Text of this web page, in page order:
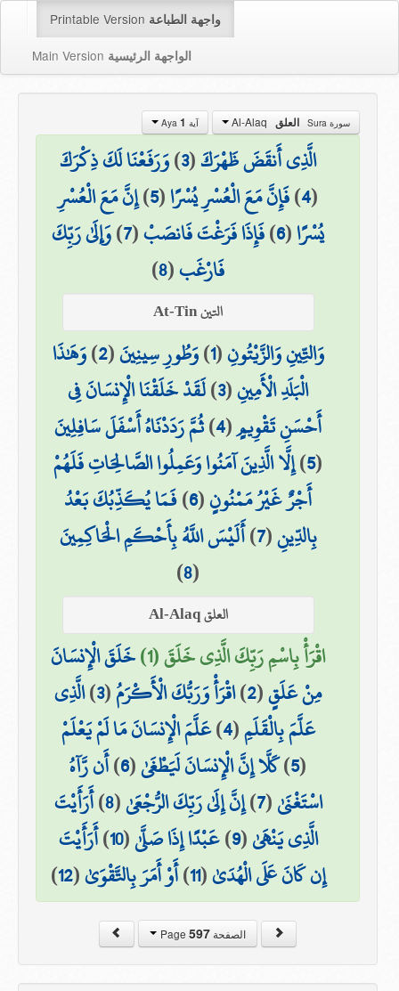
Printable Version واجهة الطباعة
Main Version الواجهة الرئيسية
سورة Sura العلق آية Aya 1
الَّذِي أَنقَضَ ظَهْرَكَ(
3
)وَرَفَعْنَا لَكَ ذِكْرَكَ
(
4
)فَإِنَّ مَعَ الْعُسْرِ يُسْرًا(
5
)إِنَّ مَعَ الْعُسْرِ
يُسْرًا(
6
)فَإِذَا فَرَغْتَ فَانصَبْ(
7
)وَإِلَىٰ رَبِّكَ
فَارْغَب(
8
)
التين At-Tin
وَالتِّينِ وَالزَّيْتُونِ(
1
)وَطُورِ سِينِينَ(
2
)وَهَٰذَا
الْبَلَدِ الْأَمِينِ(
3
)لَقَدْ خَلَقْنَا الْإِنسَانَ فِي
أَحْسَنِ تَقْوِيمٍ(
4
)ثُمَّ رَدَدْنَاهُ أَسْفَلَ سَافِلِينَ
(
5
)إِلَّا الَّذِينَ آمَنُوا وَعَمِلُوا الصَّالِحَاتِ فَلَهُمْ
أَجْرٌ غَيْرُ مَمْنُونٍ(
6
)فَمَا يُكَذِّبُكَ بَعْدُ
بِالدِّينِ(
7
)أَلَيْسَ اللَّهُ بِأَحْكَمِ الْحَاكِمِينَ
(
8
)
العلق Al-Alaq
اقْرَأْ بِاسْمِ رَبِّكَ الَّذِي خَلَقَ (1) خَلَقَ الْإِنسَانَ
مِنْ عَلَقٍ(
2
)اقْرَأْ وَرَبُّكَ الْأَكْرَمُ(
3
)الَّذِي
عَلَّمَ بِالْقَلَمِ(
4
)عَلَّمَ الْإِنسَانَ مَا لَمْ يَعْلَمْ
(
5
)كَلَّا إِنَّ الْإِنسَانَ لَيَطْغَىٰ(
6
)أَن رَّآهُ
اسْتَغْنَىٰ(
7
)إِنَّ إِلَىٰ رَبِّكَ الرُّجْعَىٰ(
8
)أَرَأَيْتَ
الَّذِي يَنْهَىٰ(
9
)عَبْدًا إِذَا صَلَّىٰ(
10
)أَرَأَيْتَ
إِن كَانَ عَلَى الْهُدَىٰ(
11
)أَوْ أَمَرَ بِالتَّقْوَىٰ(
12
)
الصفحة Page597